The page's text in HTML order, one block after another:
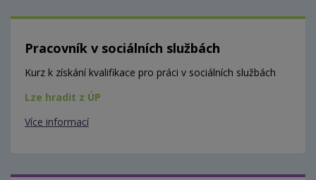
Pracovník v sociálních službách
Kurz k získání kvalifikace pro práci v sociálních službách
Lze hradit z ÚP
Více informací